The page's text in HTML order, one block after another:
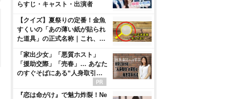
らすじ・キャスト・出演者
【クイズ】夏祭りの定番！金魚
すくいの「あの薄い紙が貼られ
た道具」の正式名称｜これ、…
「家出少女」「悪質ホスト」
「援助交際」「売春」… あなた
のすぐそばにある“人身取引…
『恋は命がけ』で魅力炸裂！Ne